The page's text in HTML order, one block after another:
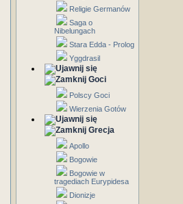
Religie Germanów
Saga o
Nibelungach
Stara Edda - Prolog
Yggdrasil
Goci
Polscy Goci
Wierzenia Gotów
Grecja
Apollo
Bogowie
Bogowie w
tragediach Eurypidesa
Dionizje